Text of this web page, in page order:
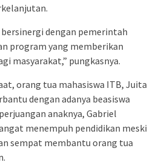
dengan pemerintah
program yang memberikan
masyarakat,” pungkasnya.
orang tua mahasiswa ITB, Juita
dengan adanya beasiswa
anaknya, Gabriel
menempuh pendidikan meski
sempat membantu orang tua